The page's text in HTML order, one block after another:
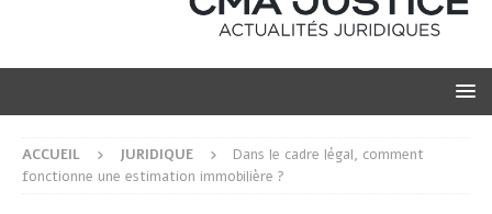
ACCUEIL JURIDIQUE
Dans le cadre légal, comment
fonctionne une estimation immobilière ?